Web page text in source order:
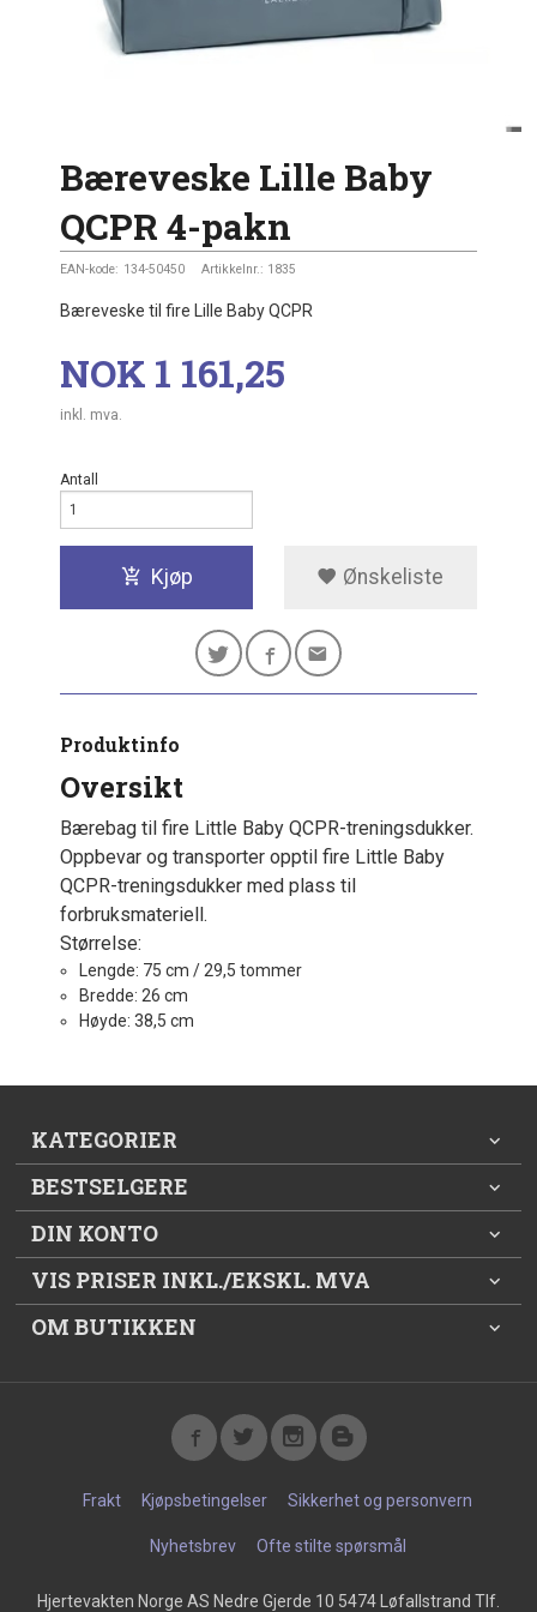
Bæreveske Lille Baby
QCPR 4-pakn
EAN-kode: 134-50450 Artikkelnr.: 1835
Bæreveske til fire Lille Baby QCPR
Pris
NOK 1 161,25
inkl. mva.
Antall
Kjøp Ønskeliste
Produktinfo
Oversikt
Bærebag til fire Little Baby QCPR-treningsdukker.
Oppbevar og transporter opptil fire Little Baby
QCPR-treningsdukker med plass til
forbruksmateriell.
Størrelse:
Lengde: 75 cm / 29,5 tommer
Bredde: 26 cm
Høyde: 38,5 cm
KATEGORIER
BESTSELGERE
DIN KONTO
VIS PRISER INKL./EKSKL. MVA
OM BUTIKKEN
Frakt Kjøpsbetingelser Sikkerhet og personvern
Nyhetsbrev Ofte stilte spørsmål
Hjertevakten Norge AS Nedre Gjerde 10 5474 Løfallstrand Tlf.